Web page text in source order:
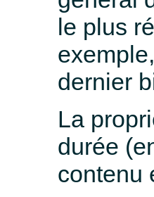
le plus
dernier
La
durée
contenu